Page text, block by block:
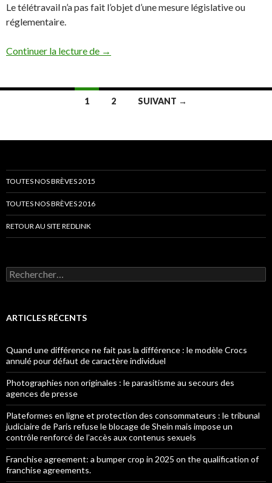
Le télétravail n’a pas fait l’objet d’une mesure législative ou
réglementaire.
Continuer la lecture de Covid 19 : l’employeur qui ne met pas
→
articles
1 2 SUIVANT →
TOUTES NOS BRÈVES 2015
TOUTES NOS BRÈVES 2016
RETOUR AU SITE REDLINK
Rechercher :
ARTICLES RÉCENTS
Quand une différence ne fait pas la différence : le modèle Crocs
annulé pour défaut de caractère individuel
Photographies non originales : le parasitisme au secours des
agences de presse
Plateformes en ligne et protection des consommateurs : le tribunal
judiciaire de Paris refuse le blocage de Shein mais impose un
contrôle renforcé de l’accès aux contenus sexuels
Franchise agreement: a bumper crop in 2025 on the qualification of
franchise agreements.